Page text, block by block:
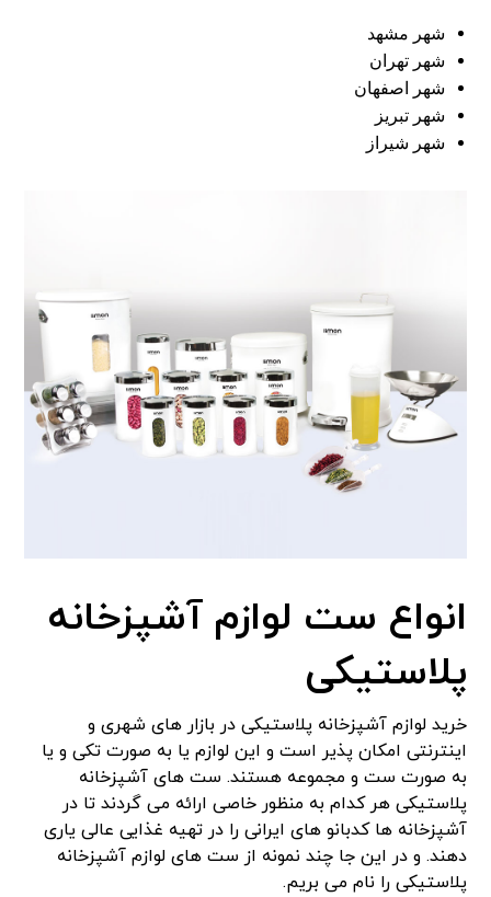
شهر مشهد
شهر تهران
شهر اصفهان
شهر تبریز
شهر شیراز
انواع ست لوازم آشپزخانه
پلاستیکی
خرید لوازم آشپزخانه پلاستیکی در بازار های شهری و
اینترنتی امکان پذیر است و این لوازم یا به صورت تکی و یا
به صورت ست و مجموعه هستند. ست های آشپزخانه
پلاستیکی هر کدام به منظور خاصی ارائه می گردند تا در
آشپزخانه ها کدبانو های ایرانی را در تهیه غذایی عالی یاری
دهند. و در این جا چند نمونه از ست های لوازم آشپزخانه
پلاستیکی را نام می بریم.